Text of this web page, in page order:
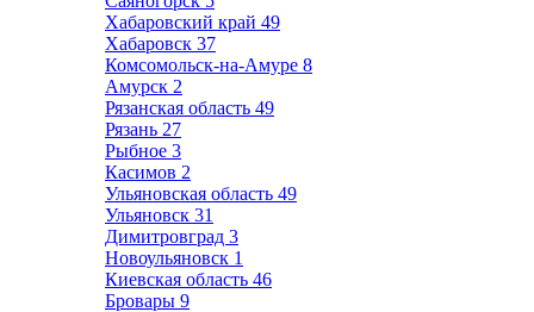
Хабаровский край 49
Хабаровск 37
Комсомольск-на-Амуре 8
Амурск 2
Рязанская область 49
Рязань 27
Рыбное 3
Касимов 2
Ульяновская область 49
Ульяновск 31
Димитровград 3
Новоульяновск 1
Киевская область 46
Бровары 9